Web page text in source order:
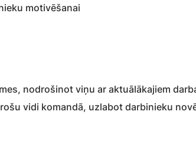
motivēšanai
nodrošinot viņu ar aktuālākajiem
vidi komandā, uzlabot darbinieku